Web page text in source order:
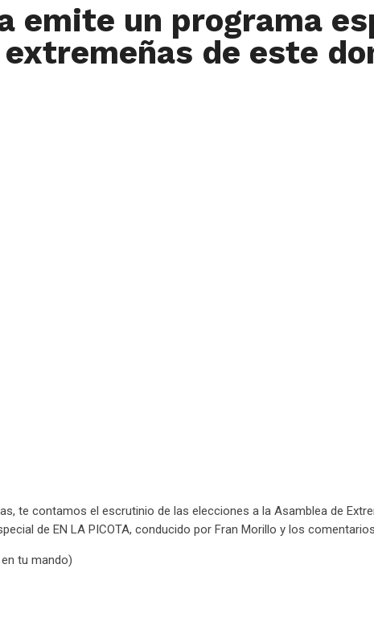
emite un programa
de este
te contamos el escrutinio de las elecciones a la Asamblea de
de EN LA PICOTA, conducido por Fran Morillo y los
tu mando)